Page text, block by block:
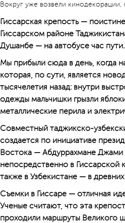
Вокруг уже возвели
Гиссарская крепость —
Гиссарском районе
Душанбе — на автобусе час пути.
Мы прибыли сюда в день, когда
которая, по сути, является
тысячелетия назад: внутри
одежды мальчишки грызли
металлические перила и
Совместный таджикско-
создается по инициативе
Востока — Абдуррахмане
непосредственно в Гиссарской
также в Узбекистане — в
Съемки в Гиссаре — отличная
Ученые считают, что эта
проходили маршруты Великого